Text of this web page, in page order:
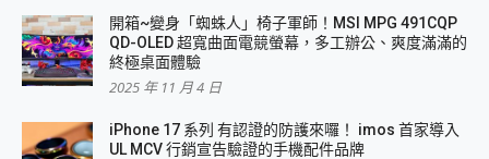
開箱~變身「蜘蛛人」椅子軍師！MSI MPG 491CQP
QD-OLED 超寬曲面電競螢幕，多工辦公、爽度滿滿的
終極桌面體驗
2025 年 11 月 4 日
iPhone 17 系列 有認證的防護來囉！ imos 首家導入
UL MCV 行銷宣告驗證的手機配件品牌